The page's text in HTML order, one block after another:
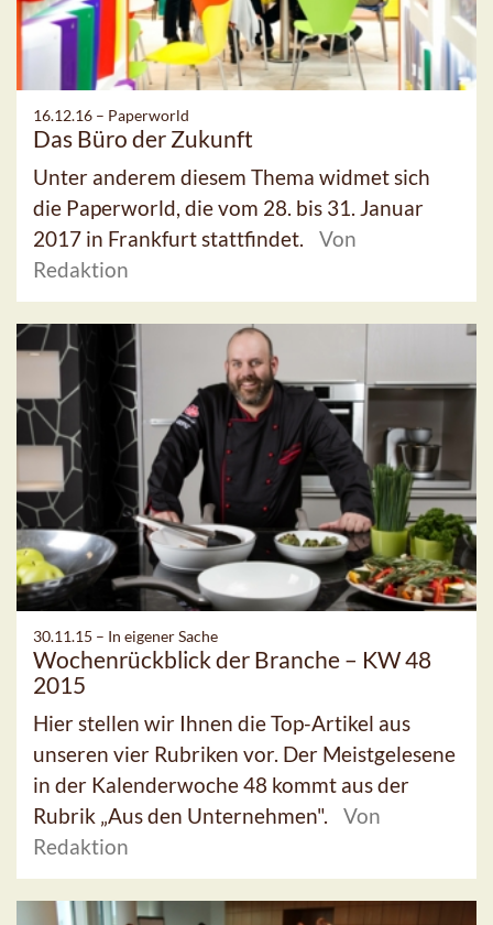
16.12.16 – Paperworld
Das Büro der Zukunft
Unter anderem diesem Thema widmet sich
die Paperworld, die vom 28. bis 31. Januar
2017 in Frankfurt stattfindet.
Von
Redaktion
30.11.15 – In eigener Sache
Wochenrückblick der Branche – KW 48
2015
Hier stellen wir Ihnen die Top-Artikel aus
unseren vier Rubriken vor. Der Meistgelesene
in der Kalenderwoche 48 kommt aus der
Rubrik „Aus den Unternehmen".
Von
Redaktion